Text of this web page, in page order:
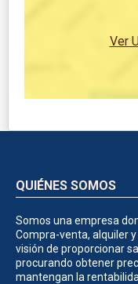
Ver
QUIÉNES SOMOS
Somos una empresa
Compra-venta, alquiler
visión de proporcionar
procurando obtener
mantengan la